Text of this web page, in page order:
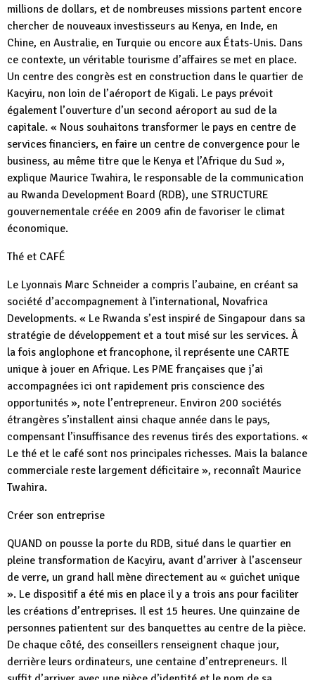
millions de dollars, et de nombreuses missions partent encore
chercher de nouveaux investisseurs au Kenya, en Inde, en
Chine, en Australie, en Turquie ou encore aux États-Unis. Dans
ce contexte, un véritable tourisme d’affaires se met en place.
Un centre des congrès est en construction dans le quartier de
Kacyiru, non loin de l’aéroport de Kigali. Le pays prévoit
également l’ouverture d’un second aéroport au sud de la
capitale. « Nous souhaitons transformer le pays en centre de
services financiers, en faire un centre de convergence pour le
business, au même titre que le Kenya et l’Afrique du Sud »,
explique Maurice Twahira, le responsable de la communication
au Rwanda Development Board (RDB), une STRUCTURE
gouvernementale créée en 2009 afin de favoriser le climat
économique.
Thé et CAFÉ
Le Lyonnais Marc Schneider a compris l’aubaine, en créant sa
société d’accompagnement à l’international, Novafrica
Developments. « Le Rwanda s’est inspiré de Singapour dans sa
stratégie de développement et a tout misé sur les services. À
la fois anglophone et francophone, il représente une CARTE
unique à jouer en Afrique. Les PME françaises que j’ai
accompagnées ici ont rapidement pris conscience des
opportunités », note l’entrepreneur. Environ 200 sociétés
étrangères s’installent ainsi chaque année dans le pays,
compensant l’insuffisance des revenus tirés des exportations. «
Le thé et le café sont nos principales richesses. Mais la balance
commerciale reste largement déficitaire », reconnaît Maurice
Twahira.
Créer son entreprise
QUAND on pousse la porte du RDB, situé dans le quartier en
pleine transformation de Kacyiru, avant d’arriver à l’ascenseur
de verre, un grand hall mène directement au « guichet unique
». Le dispositif a été mis en place il y a trois ans pour faciliter
les créations d’entreprises. Il est 15 heures. Une quinzaine de
personnes patientent sur des banquettes au centre de la pièce.
De chaque côté, des conseillers renseignent chaque jour,
derrière leurs ordinateurs, une centaine d’entrepreneurs. Il